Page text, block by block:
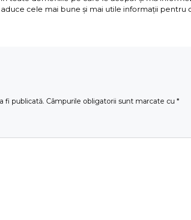
cele mai bune și mai utile informații pentru
fi publicată. Câmpurile obligatorii sunt marcate cu *